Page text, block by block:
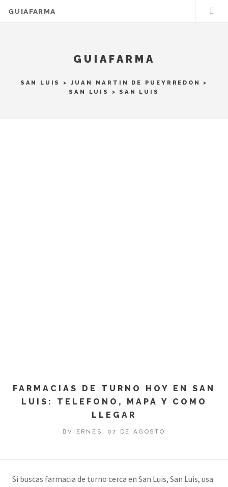
GUIAFARMA
GUIAFARMA
SAN LUIS > JUAN MARTIN DE PUEYRREDON
>
SAN LUIS
> SAN LUIS
FARMACIAS DE TURNO HOY EN SAN
LUIS: TELEFONO, MAPA Y COMO
LLEGAR
VIERNES, 07 DE AGOSTO
Si buscas farmacia de turno cerca en San Luis, San Luis, usa